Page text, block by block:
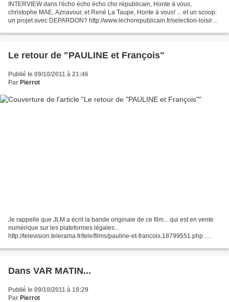
INTERVIEW dans l'écho écho écho cho républicain, Honte à vous,
christophe MAE, Aznavour, et René La Taupe, Honte à vous! ... et un scoop:
un projet avec DEPARDON? http://www.lechorepublicain.fr/selection-loisirs--
Le retour de "PAULINE et François"
Publié le 09/10/2011 à 21:46
Par Pierrot
Je rappelle que JLM a écrit la bande originale de ce film... qui est en vente
numérique sur les plateformes légales...
http://television.telerama.fr/tele/films/pauline-et-francois,18799551.php .
Dans VAR MATIN...
Publié le 09/10/2011 à 19:29
Par Pierrot